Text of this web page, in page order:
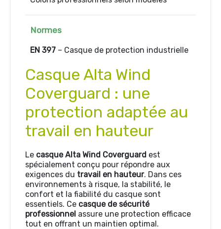
Normes
EN 397 – Casque de protection industrielle
Casque Alta Wind
Coverguard : une
protection adaptée au
travail en hauteur
Le casque Alta Wind Coverguard est
spécialement conçu pour répondre aux
exigences du travail en hauteur. Dans ces
environnements à risque, la stabilité, le
confort et la fiabilité du casque sont
essentiels. Ce casque de sécurité
professionnel assure une protection efficace
tout en offrant un maintien optimal.